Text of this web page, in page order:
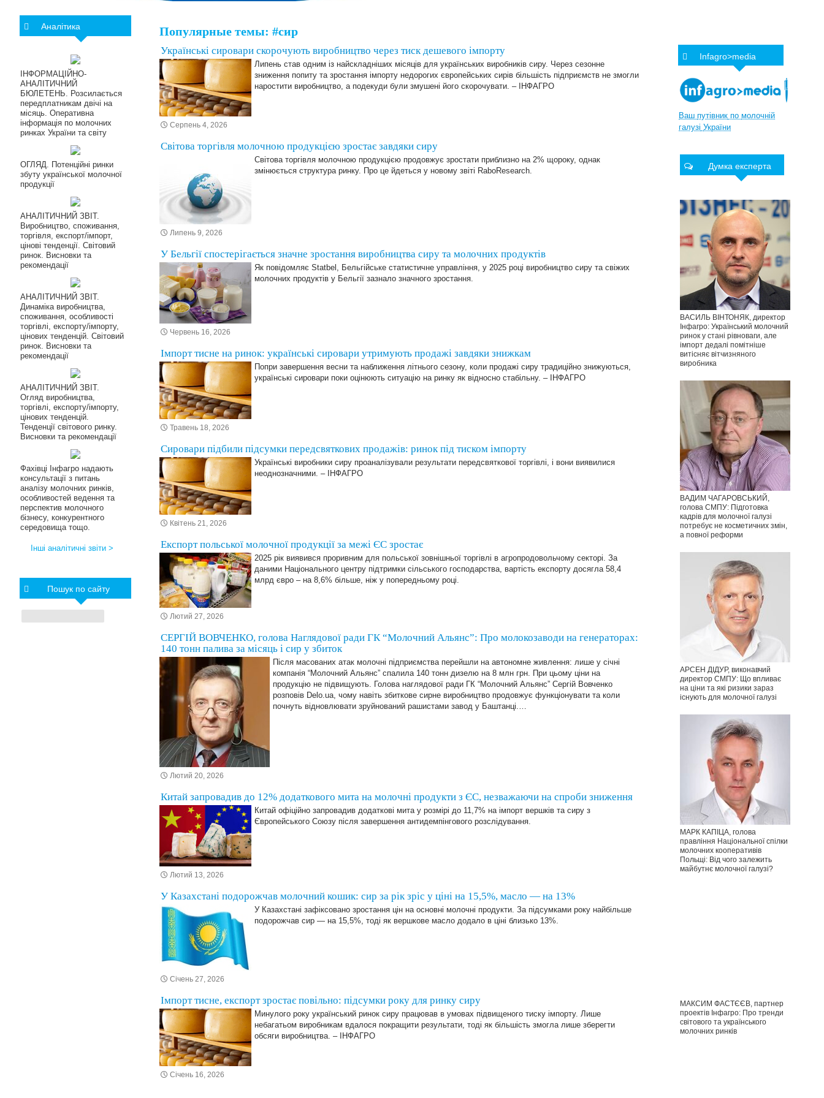
Популярные темы: #сир
Українські сировари скорочують виробництво через тиск дешевого імпорту
Липень став одним із найскладніших місяців для українських виробників сиру. Через сезонне
зниження попиту та зростання імпорту недорогих європейських сирів більшість підприємств не змогли
наростити виробництво, а подекуди були змушені його скорочувати. – ІНФАГРО
Серпень 4, 2026
Світова торгівля молочною продукцією зростає завдяки сиру
Світова торгівля молочною продукцією продовжує зростати приблизно на 2% щороку, однак
змінюється структура ринку. Про це йдеться у новому звіті RaboResearch.
Липень 9, 2026
У Бельгії спостерігається значне зростання виробництва сиру та молочних продуктів
Як повідомляє Statbel, Бельгійське статистичне управління, у 2025 році виробництво сиру та свіжих
молочних продуктів у Бельгії зазнало значного зростання.
Червень 16, 2026
Імпорт тисне на ринок: українські сировари утримують продажі завдяки знижкам
Попри завершення весни та наближення літнього сезону, коли продажі сиру традиційно знижуються,
українські сировари поки оцінюють ситуацію на ринку як відносно стабільну. – ІНФАГРО
Травень 18, 2026
Сировари підбили підсумки передсвяткових продажів: ринок під тиском імпорту
Українські виробники сиру проаналізували результати передсвяткової торгівлі, і вони виявилися
неоднозначними. – ІНФАГРО
Квітень 21, 2026
Експорт польської молочної продукції за межі ЄС зростає
2025 рік виявився проривним для польської зовнішньої торгівлі в агропродовольчому секторі. За
даними Національного центру підтримки сільського господарства, вартість експорту досягла 58,4
млрд євро – на 8,6% більше, ніж у попередньому році.
Лютий 27, 2026
СЕРГІЙ ВОВЧЕНКО, голова Наглядової ради ГК “Молочний Альянс”: Про молокозаводи на генераторах:
140 тонн палива за місяць і сир у збиток
Після масованих атак молочні підприємства перейшли на автономне живлення: лише у січні
компанія “Молочний Альянс” спалила 140 тонн дизелю на 8 млн грн. При цьому ціни на
продукцію не підвищують. Голова наглядової ради ГК “Молочний Альянс” Сергій Вовченко
розповів Delo.ua, чому навіть збиткове сирне виробництво продовжує функціонувати та коли
почнуть відновлювати зруйнований рашистами завод у Баштанці.…
Лютий 20, 2026
Китай запровадив до 12% додаткового мита на молочні продукти з ЄС, незважаючи на спроби зниження
Китай офіційно запровадив додаткові мита у розмірі до 11,7% на імпорт вершків та сиру з
Європейського Союзу після завершення антидемпінгового розслідування.
Лютий 13, 2026
У Казахстані подорожчав молочний кошик: сир за рік зріс у ціні на 15,5%, масло — на 13%
У Казахстані зафіксовано зростання цін на основні молочні продукти. За підсумками року найбільше
подорожчав сир — на 15,5%, тоді як вершкове масло додало в ціні близько 13%.
Січень 27, 2026
Імпорт тисне, експорт зростає повільно: підсумки року для ринку сиру
Минулого року український ринок сиру працював в умовах підвищеного тиску імпорту. Лише
небагатьом виробникам вдалося покращити результати, тоді як більшість змогла лише зберегти
обсяги виробництва. – ІНФАГРО
Січень 16, 2026
Infagro>media
Ваш путівник по молочній
галузі України
Думка експерта
ВАСИЛЬ ВІНТОНЯК, директор
Інфагро: Український молочний
ринок у стані рівноваги, але
імпорт дедалі помітніше
витісняє вітчизняного
виробника
ВАДИМ ЧАГАРОВСЬКИЙ,
голова СМПУ: Підготовка
кадрів для молочної галузі
потребує не косметичних змін,
а повної реформи
АРСЕН ДІДУР, виконавчий
директор СМПУ: Що впливає
на ціни та які ризики зараз
існують для молочної галузі
МАРК КАПІЦА, голова
правління Національної спілки
молочних кооперативів
Польщі: Від чого залежить
майбутнє молочної галузі?
МАКСИМ ФАСТЄЄВ, партнер
проектів Інфагро: Про тренди
світового та українського
молочних ринків
Аналітика
ІНФОРМАЦІЙНО-
АНАЛІТИЧНИЙ
БЮЛЕТЕНЬ. Розсилається
передплатникам двічі на
місяць. Оперативна
інформація по молочних
ринках України та світу
ОГЛЯД. Потенційні ринки
збуту української молочної
продукції
АНАЛІТИЧНИЙ ЗВІТ.
Виробництво, споживання,
торгівля, експорт/імпорт,
цінові тенденції. Світовий
ринок. Висновки та
рекомендації
АНАЛІТИЧНИЙ ЗВІТ.
Динаміка виробництва,
споживання, особливості
торгівлі, експорту/імпорту,
цінових тенденцій. Світовий
ринок. Висновки та
рекомендації
АНАЛІТИЧНИЙ ЗВІТ.
Огляд виробництва,
торгівлі, експорту/імпорту,
цінових тенденцій.
Тенденції світового ринку.
Висновки та рекомендації
Фахівці Інфагро надають
консультації з питань
аналізу молочних ринків,
особливостей ведення та
перспектив молочного
бізнесу, конкурентного
середовища тощо.
Інші аналітичні звіти >
Пошук по сайту